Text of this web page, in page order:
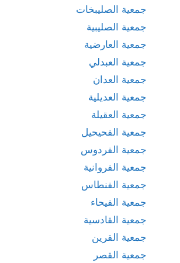
جمعية الصليبخات
جمعية الصليبية
جمعية العارضية
جمعية العبدلي
جمعية العدان
جمعية العديلية
جمعية العقيلة
جمعية الفحيحيل
جمعية الفردوس
جمعية الفروانية
جمعية الفنطاس
جمعية الفيحاء
جمعية القادسية
جمعية القرين
جمعية القصر